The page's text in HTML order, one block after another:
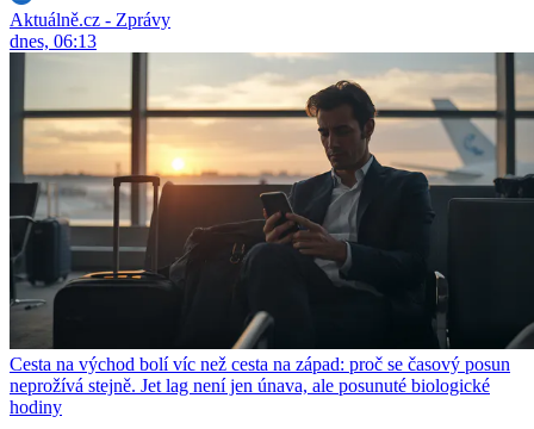
Aktuálně.cz - Zprávy
dnes, 06:13
Cesta na východ bolí víc než cesta na západ: proč se časový posun
neprožívá stejně. Jet lag není jen únava, ale posunuté biologické
hodiny